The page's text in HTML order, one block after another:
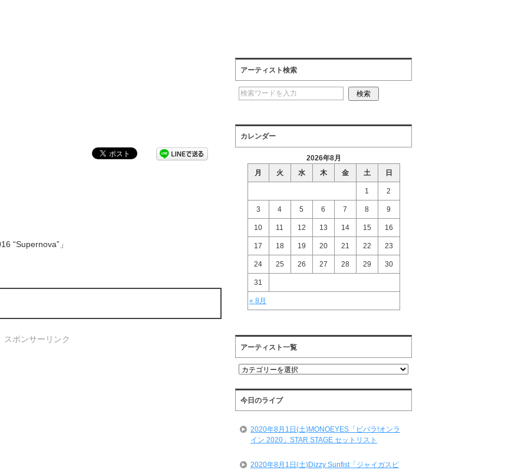
“Supernova”」
スポンサーリンク
アーティスト検索
カレンダー
2026年8月
月
火 水 木 金 土 日
« 8月
1 2
3 4 5 6 7 8 9
10 11 12 13 14 15 16
17 18 19 20 21 22 23
24 25 26 27 28 29 30
31
アーティスト一覧
ア
テ
ィ
ス
一
今日のライブ
2020年8月1日(土)MONOEYES「ビバラ!オンラ
イン 2020」STAR STAGE セットリスト
2020年8月1日(土)Dizzy Sunfist「ジャイガスピ